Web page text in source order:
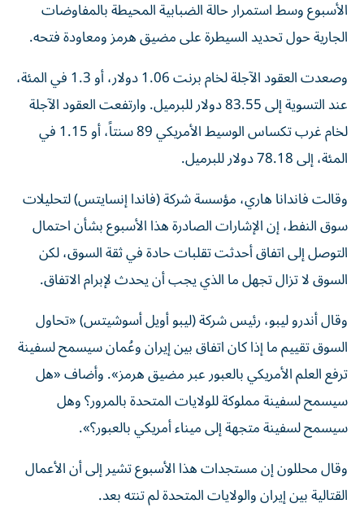
الأسبوع وسط استمرار حالة الضبابية المحيطة بالمفاوضات
الجارية حول تحديد السيطرة على مضيق هرمز ومعاودة فتحه.
وصعدت العقود الآجلة لخام برنت ‌1.06 دولار، أو 1.3 في المئة،
عند التسوية إلى 83.55 دولار للبرميل. وارتفعت العقود الآجلة
لخام ​غرب تكساس الوسيط الأمريكي 89 سنتاً، أو 1.15 في
المئة، إلى 78.18 دولار للبرميل.
وقالت فاندانا هاري، مؤسسة شركة (فاندا إنسايتس) لتحليلات
سوق النفط، إن الإشارات الصادرة هذا الأسبوع بشأن احتمال
التوصل ​إلى اتفاق أحدثت تقلبات حادة في ثقة السوق، لكن
السوق لا تزال تجهل ما الذي ‌يجب أن يحدث لإبرام الاتفاق.
وقال أندرو ليبو، رئيس شركة (ليبو أويل أسوشيتس) «تحاول
السوق تقييم ما إذا كان اتفاق بين إيران وعُمان سيسمح لسفينة
ترفع العلم الأمريكي بالعبور عبر مضيق هرمز». وأضاف «هل
سيسمح لسفينة مملوكة للولايات المتحدة بالمرور؟ وهل
سيسمح لسفينة متجهة إلى ميناء أمريكي بالعبور؟».
وقال ‌محللون إن مستجدات هذا الأسبوع تشير إلى أن الأعمال
القتالية بين إيران والولايات المتحدة لم ‌تنته بعد.